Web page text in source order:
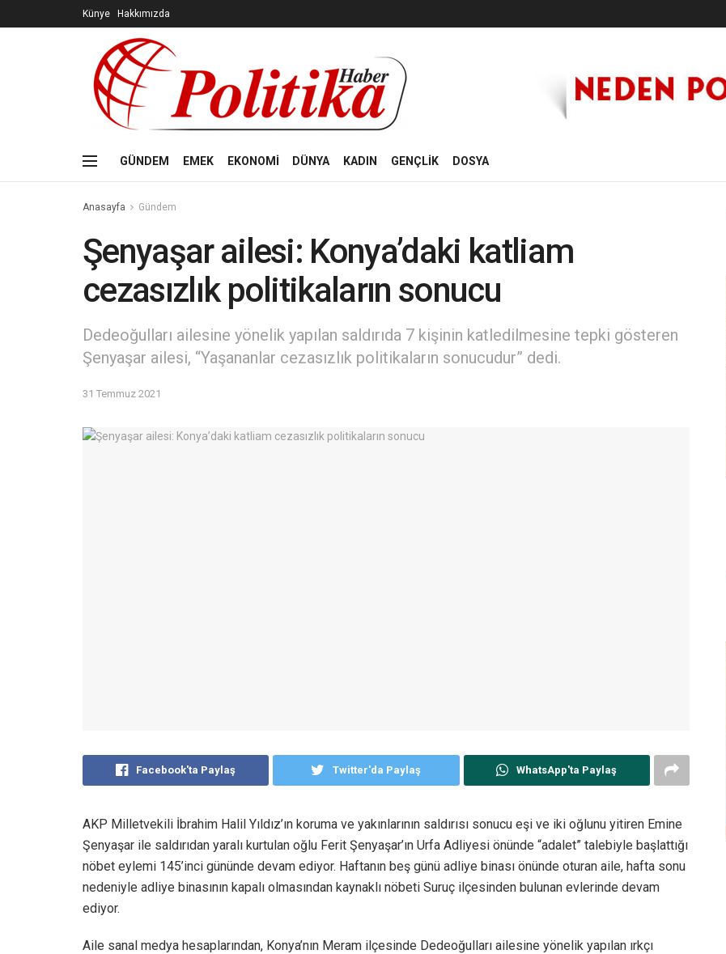
Künye Hakkımızda
GÜNDEM EMEK EKONOMİ DÜNYA KADIN GENÇLİK DOSYA
Anasayfa Gündem
Şenyaşar ailesi: Konya’daki katliam
cezasızlık politikaların sonucu
Dedeoğulları ailesine yönelik yapılan saldırıda 7 kişinin katledilmesine tepki gösteren
Şenyaşar ailesi, “Yaşananlar cezasızlık politikaların sonucudur” dedi.
31 Temmuz 2021
Facebook'ta Paylaş Twitter'da Paylaş WhatsApp'ta Paylaş
AKP Milletvekili İbrahim Halil Yıldız’ın koruma ve yakınlarının saldırısı sonucu eşi ve iki oğlunu yitiren Emine
Şenyaşar ile saldırıdan yaralı kurtulan oğlu Ferit Şenyaşar’ın Urfa Adliyesi önünde “adalet” talebiyle başlattığı
nöbet eylemi 145’inci gününde devam ediyor. Haftanın beş günü adliye binası önünde oturan aile, hafta sonu
nedeniyle adliye binasının kapalı olmasından kaynaklı nöbeti Suruç ilçesinden bulunan evlerinde devam
ediyor.
Aile sanal medya hesaplarından, Konya’nın Meram ilçesinde Dedeoğulları ailesine yönelik yapılan ırkçı